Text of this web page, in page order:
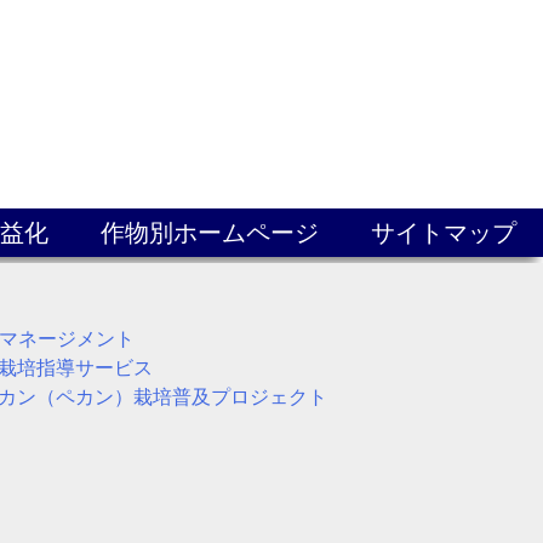
化 作物別ホームページ サイトマップ
ネージメント
培指導サービス
ン（ペカン）栽培普及プロジェクト